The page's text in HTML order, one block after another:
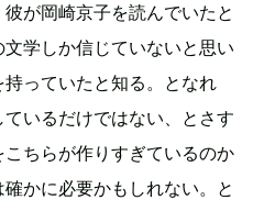
が岡崎京子を読んでいたと
学しか信じていないと思い
っていたと知る。となれ
いるだけではない、とさす
ちらが作りすぎているのか
かに必要かもしれない。と